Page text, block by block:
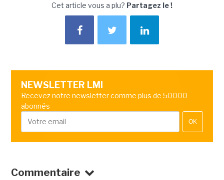
Cet article vous a plu? Partagez le !
NEWSLETTER LMI
Recevez notre newsletter comme plus de 50000
abonnés
OK
Commentaire